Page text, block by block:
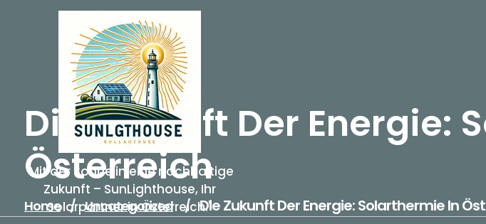
"Mit der Sonne in eine nachhaltige
Zukunft – SunLighthouse, Ihr
Solarpartner in Österreich."
Die Zukunft Der Energie:
Österreich
Home / Uncategorized / Die Zukunft Der Energie: Solarthermie In